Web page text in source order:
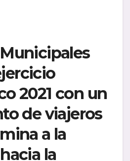
2021 con un
de viajeros
a la
la